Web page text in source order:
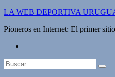
Saltar
contenido
LA WEB DEPORTIVA
Pioneros en Internet: El primer
Buscar: